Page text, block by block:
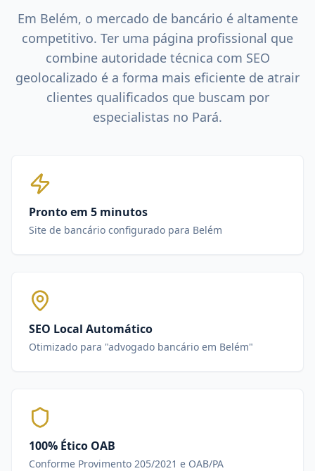
Em Belém, o mercado de bancário é altamente
competitivo. Ter uma página profissional que
combine autoridade técnica com SEO
geolocalizado é a forma mais eficiente de atrair
clientes qualificados que buscam por
especialistas no Pará.
Pronto em 5 minutos
Site de bancário configurado para Belém
SEO Local Automático
Otimizado para "advogado bancário em Belém"
100% Ético OAB
Conforme Provimento 205/2021 e OAB/PA